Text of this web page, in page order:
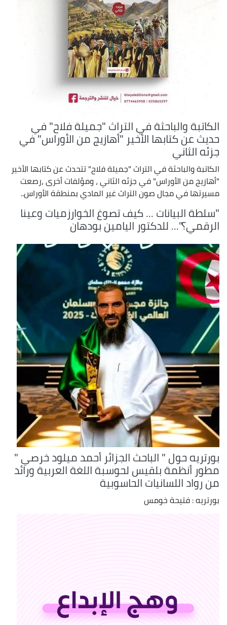
الكاتبة والباحثة في التراث "جميلة فلاح" في
حديث عن كتابها الأخير "أهازيج من الأوراس" في
جزئه الثاني
الكاتبة والباحثة في التراث "جميلة فلاح" تتحدث عن كتابها الأخير
"أهازيج من الأوراس" في جزئه الثاني ، ومؤلفات أخرى ،رصعت
مسيرتها في مجال صون التراث غير المادي بمنطقة الأوراس..
"سلطة البيانات ... كيف تصوغ الخوارزميات وعينا
الرقمي؟"... للدكتور اليامين بودهان
بورتريه حول " الباحث الجزائر أحمد ميلود خرصي "
مطور أنظمة بلقيس لحوسبة اللغة العربية ورائد
من رواد اللسانيات الحاسوبية
بورتريه : فتيحة خومس